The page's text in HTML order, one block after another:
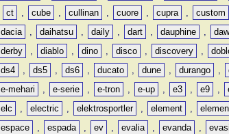
ct , cube , cullinan , cuore , cupra , custom
dacia
, daihatsu , daily , dart , dauphine ,
derby
, diablo , dino , disco , discovery ,
ds4
, ds5 , ds6 , ducato , dune , durango ,
e-mehari
, e-serie , e-tron , e-up , e3 , e9 ,
elc
, electric , elektrosportler , element ,
espace
, espada , ev , evalia , evanda ,